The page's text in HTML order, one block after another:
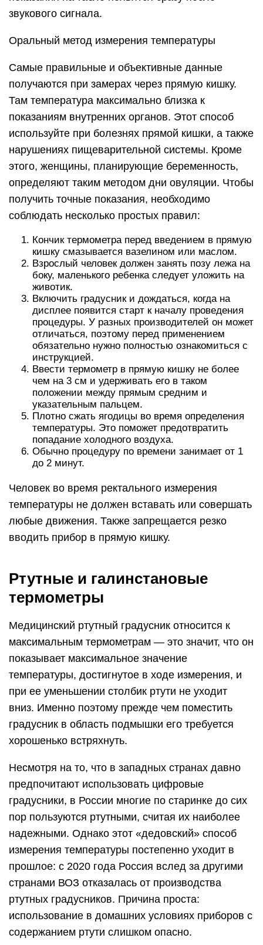
звукового сигнала.
Оральный метод измерения температуры
Самые правильные и объективные данные
получаются при замерах через прямую кишку.
Там температура максимально близка к
показаниям внутренних органов. Этот способ
используйте при болезнях прямой кишки, а также
нарушениях пищеварительной системы. Кроме
этого, женщины, планирующие беременность,
определяют таким методом дни овуляции. Чтобы
получить точные показания, необходимо
соблюдать несколько простых правил:
Кончик термометра перед введением в прямую
кишку смазывается вазелином или маслом.
Взрослый человек должен занять позу лежа на
боку, маленького ребенка следует уложить на
животик.
Включить градусник и дождаться, когда на
дисплее появится старт к началу проведения
процедуры. У разных производителей он может
отличаться, поэтому перед применением
обязательно нужно полностью ознакомиться с
инструкцией.
Ввести термометр в прямую кишку не более
чем на 3 см и удерживать его в таком
положении между прямым средним и
указательным пальцем.
Плотно сжать ягодицы во время определения
температуры. Это поможет предотвратить
попадание холодного воздуха.
Обычно процедуру по времени занимает от 1
до 2 минут.
Человек во время ректального измерения
температуры не должен вставать или совершать
любые движения. Также запрещается резко
вводить прибор в прямую кишку.
Ртутные и галинстановые
термометры
Медицинский ртутный градусник относится к
максимальным термометрам — это значит, что он
показывает максимальное значение
температуры, достигнутое в ходе измерения, и
при ее уменьшении столбик ртути не уходит
вниз. Именно поэтому прежде чем поместить
градусник в область подмышки его требуется
хорошенько встряхнуть.
Несмотря на то, что в западных странах давно
предпочитают использовать цифровые
градусники, в России многие по старинке до сих
пор пользуются ртутными, считая их наиболее
надежными. Однако этот «дедовский» способ
измерения температуры постепенно уходит в
прошлое: с 2020 года Россия вслед за другими
странами ВОЗ отказалась от производства
ртутных градусников. Причина проста:
использование в домашних условиях приборов с
содержанием ртути слишком опасно.